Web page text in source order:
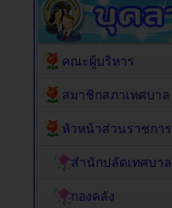
คณะผู้บริหาร
สมาชิกสภาเทศบาล
หัวหน้าส่วนราชการ
สำนักปลัดเทศบาล
กองคลัง